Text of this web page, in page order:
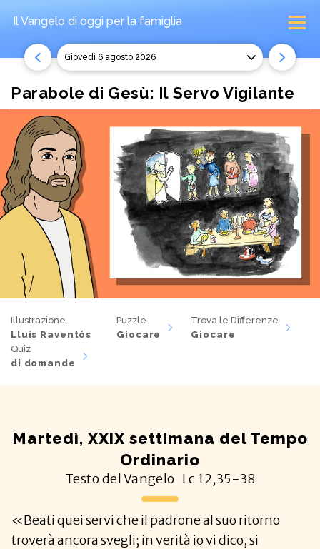
Il Vangelo di oggi per la famiglia
giovedì 6 agosto 2026
Parabole di Gesù: Il Servo Vigilante
Illustrazione
Lluís Raventós
Puzzle
Giocare
Trova le Differenze
Giocare
Quiz
di domande
Martedì, XXIX settimana del Tempo
Ordinario
Testo del Vangelo Lc 12,35-38
«Beati quei servi che il padrone al suo ritorno
troverà ancora svegli; in verità io vi dico, si